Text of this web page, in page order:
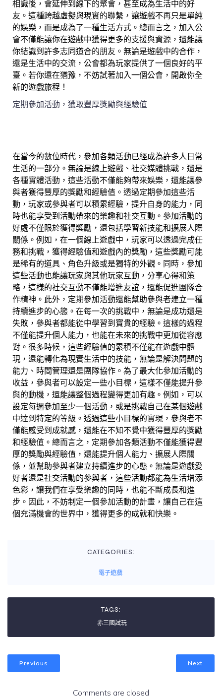
相識後，會延伸到線下的聚會，甚至成為生活中的好
友。這種跨越虛擬與現實的聯繫，讓遊戲不再只是單純
的娛樂，而是成為了一種生活方式。總而言之，加入公
會不僅能讓你在遊戲中獲得更多的支援與資源，還能讓
你結識到許多志同道合的朋友。無論是遊戲中的合作，
還是生活中的交流，公會都為玩家提供了一個良好的平
臺。若你還在猶豫，不妨試著加入一個公會，開啟你全
新的遊戲旅程！
定期參加活動，獲取豐厚獎勵與經驗值
在當今的數位時代，參加各類活動已經成為許多人日常
生活的一部分。無論是線上遊戲、社交媒體挑戰，還是
各種實體活動，這些活動不僅能夠帶來娛樂，還能讓參
與者獲得豐厚的獎勵和經驗值。透過定期參加這些活
動，玩家或參與者可以積累經驗，提升自身的能力，同
時也能享受到活動帶來的樂趣和社交互動。參加活動的
好處不僅限於獲得獎勵，還包括學習新技能和擴展人際
關係。例如，在一個線上遊戲中，玩家可以透過完成任
務和挑戰，獲得經驗值和遊戲內的獎勵，這些獎勵可能
是稀有的道具、角色升級或是獨特的外觀。同時，參加
這些活動也能讓玩家與其他玩家互動，分享心得和策
略，這樣的社交互動不僅能增進友誼，還能促進團隊合
作精神。此外，定期參加活動還能幫助參與者建立一種
持續進步的心態。在每一次的挑戰中，無論是成功還是
失敗，參與者都能從中學習到寶貴的經驗。這樣的過程
不僅能提升個人能力，也能在未來的挑戰中更加從容應
對。很多時候，這些經驗值的累積不僅能在遊戲中體
現，還能轉化為現實生活中的技能，無論是解決問題的
能力、時間管理還是團隊協作。為了最大化參加活動的
收益，參與者可以設定一些小目標，這樣不僅能提升參
與的動機，還能讓整個過程變得更加有趣。例如，可以
設定每週參加至少一個活動，或是挑戰自己在某個遊戲
中達到特定的等級。透過這些小目標的實現，參與者不
僅能感受到成就感，還能在不知不覺中獲得豐厚的獎勵
和經驗值。總而言之，定期參加各類活動不僅能獲得豐
厚的獎勵與經驗值，還能提升個人能力、擴展人際關
係，並幫助參與者建立持續進步的心態。無論是遊戲愛
好者還是社交活動的參與者，這些活動都能為生活增添
色彩，讓我們在享受樂趣的同時，也能不斷成長和進
步。因此，不妨制定一個參加活動的計畫，讓自己在這
個充滿機會的世界中，獲得更多的成就和快樂。
CATEGORIES:
電子遊戲
TAGS:
赤三國試玩
Previous Next
Comments are closed